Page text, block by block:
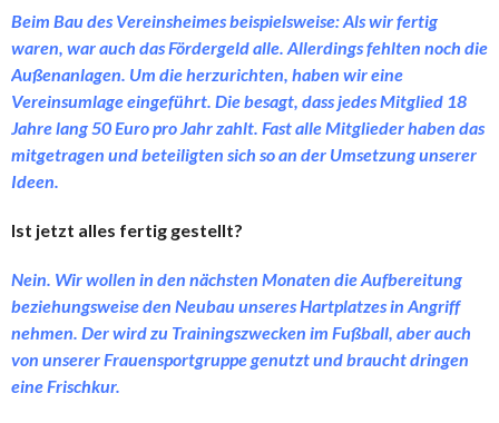
Beim Bau des Vereinsheimes beispielsweise: Als wir fertig
waren, war auch das Fördergeld alle. Allerdings fehlten noch die
Außenanlagen. Um die herzurichten, haben wir eine
Vereinsumlage eingeführt. Die besagt, dass jedes Mitglied 18
Jahre lang 50 Euro pro Jahr zahlt. Fast alle Mitglieder haben das
mitgetragen und beteiligten sich so an der Umsetzung unserer
Ideen.
Ist jetzt alles fertig gestellt?
Nein. Wir wollen in den nächsten Monaten die Aufbereitung
beziehungsweise den Neubau unseres Hartplatzes in Angriff
nehmen. Der wird zu Trainingszwecken im Fußball, aber auch
von unserer Frauensportgruppe genutzt und braucht dringen
eine Frischkur.